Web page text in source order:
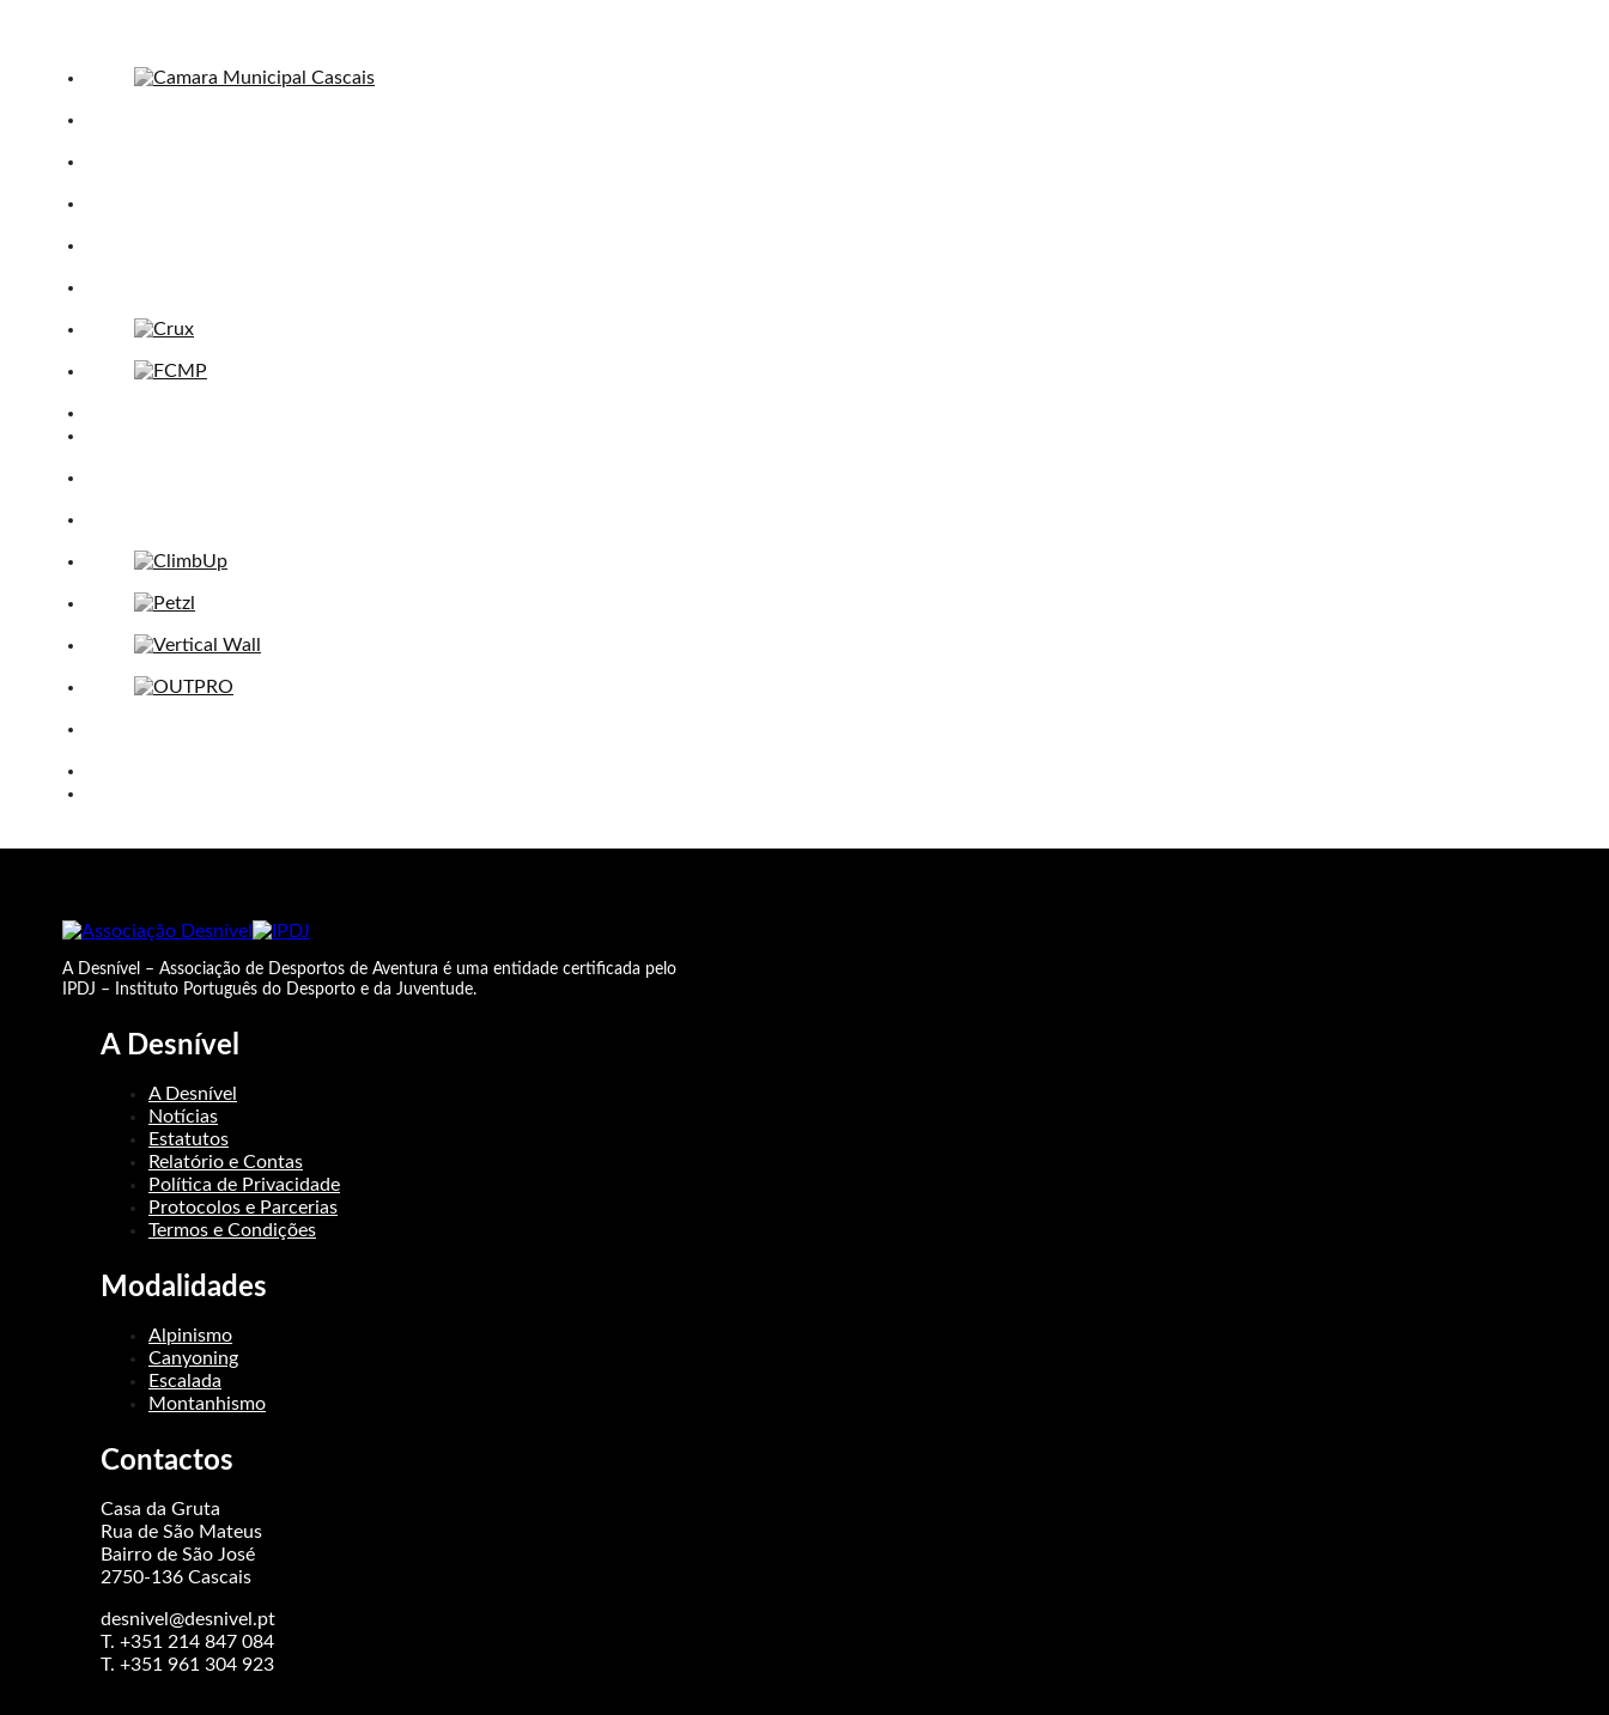
A Desnível – Associação de Desportos de Aventura é uma entidade certificada pelo
IPDJ – Instituto Português do Desporto e da Juventude.
A Desnível
A Desnível
Notícias
Estatutos
Relatório e Contas
Política de Privacidade
Protocolos e Parcerias
Termos e Condições
Modalidades
Alpinismo
Canyoning
Escalada
Montanhismo
Contactos
Casa da Gruta
Rua de São Mateus
Bairro de São José
2750-136 Cascais
desnivel@desnivel.pt
T. +351 214 847 084
T. +351 961 304 923